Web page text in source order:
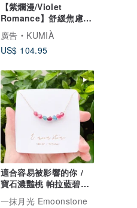
【紫爛漫/Violet
Romance】舒緩焦慮愛
情加分 | 天然石 項鍊
廣告
KUMIÀ
US$ 104.95
適合容易被影響的你 /
寶石濃豔桃 帕拉藍碧璽
鎖骨鍊 糖豆電氣石
一抹月光 Emoonstone